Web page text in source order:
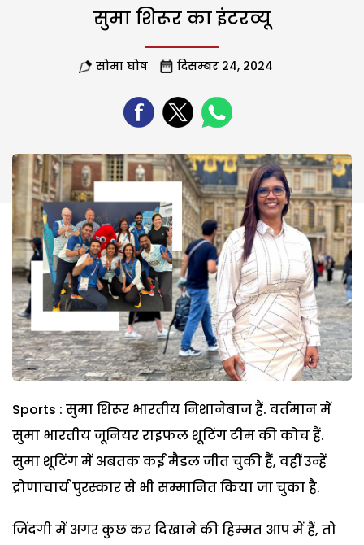
सुमा शिरूर का इंटरव्‍यू
सोमा घोष दिसम्बर 24, 2024
Sports : सुमा शिरूर भारतीय निशानेबाज हैं. वर्तमान में
सुमा भारतीय जूनियर राइफल शूटिंग टीम की कोच हैं.
सुमा शूटिंग में अबतक कई मैडल जीत चुकी हैं, वहीं उन्हें
द्रोणाचार्य पुरस्कार से भी सम्मानित किया जा चुका है.
जिंदगी में अगर कुछ कर दिखाने की हिम्मत आप में हैं, तो